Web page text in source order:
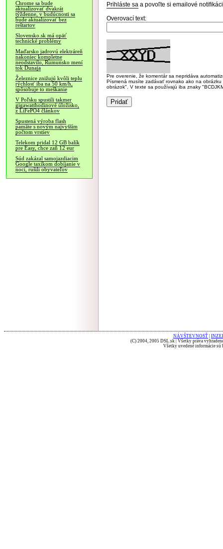
Chrome sa bude
aktualizovať dvakrát
týždenne, v budúcnosti sa
bude aktualizovať bez
reštartov
Slovensko.sk má opäť
technické problémy
Maďarsko jadrovú elektráreň
nakoniec kompletne
neodstavilo, Rumunsko mení
tok Dunaja
Železnice znižujú kvôli teplu
rýchlosť iba na 50 km/h,
spôsobuje to meškanie
V Poľsku spustili takmer
gigawatthodinové úložisko,
z LiFePO4 článkov
Spustená výroba flash
pamäte s novým najvyšším
počtom vrstiev
Telekom pridal 12 GB balík
pre Easy, chce zaň 12 eur
Súd zakázal samojazdiacim
Google taxíkom dobíjanie v
noci, rušili obyvateľov
Prihláste sa a povoľte si emailové
Overovací text:
Pre overenie, že komentár sa nepridáva
Písmená musíte zadávať rovnako ako na
obrázok". V texte sa používajú iba znaky
NÁVŠTEVNOSŤ
(C) 2004, 2005 DSL.sk | Všetky práva
Všetky uvedené informácie sú